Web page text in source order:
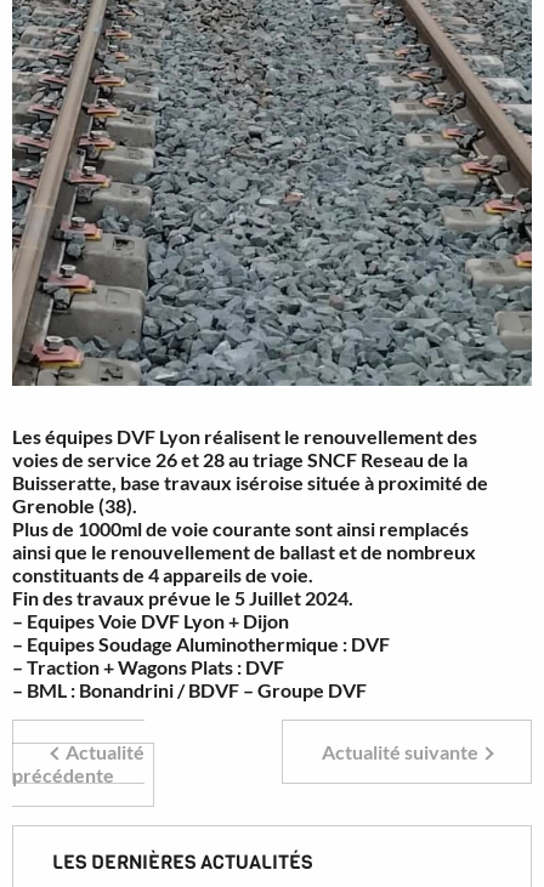
Les équipes DVF Lyon réalisent le renouvellement des
voies de service 26 et 28 au triage SNCF Reseau de la
Buisseratte, base travaux iséroise située à proximité de
Grenoble (38).
Plus de 1000ml de voie courante sont ainsi remplacés
ainsi que le renouvellement de ballast et de nombreux
constituants de 4 appareils de voie.
Fin des travaux prévue le 5 Juillet 2024.
– Equipes Voie DVF Lyon + Dijon
– Equipes Soudage Aluminothermique : DVF
– Traction + Wagons Plats : DVF
– BML : Bonandrini / BDVF – Groupe DVF
Actualité
précédente
Actualité suivante
LES DERNIÈRES ACTUALITÉS